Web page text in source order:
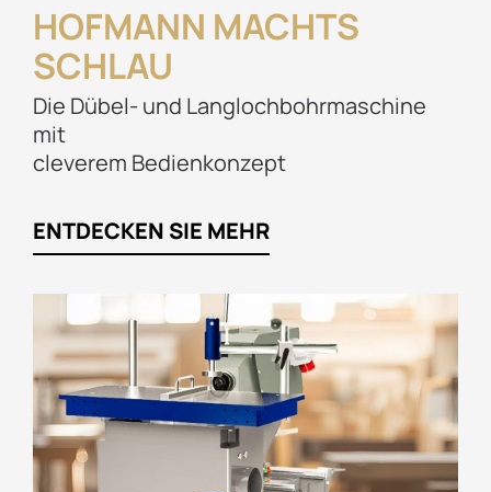
HOFMANN MACHTS
SCHLAU
Die Dübel- und Langlochbohrmaschine
mit
cleverem Bedienkonzept
ENTDECKEN SIE MEHR